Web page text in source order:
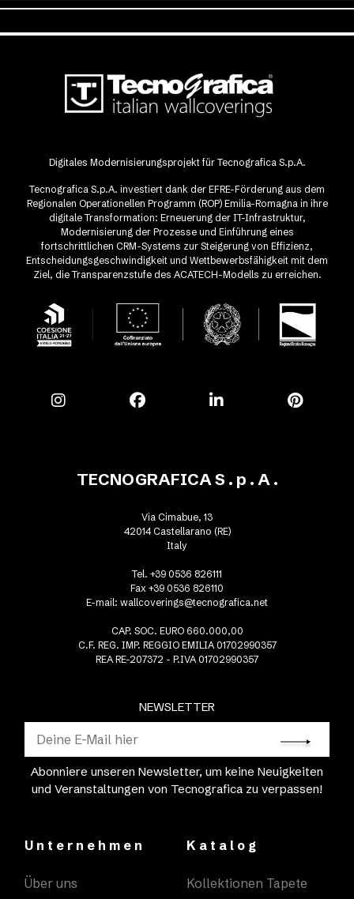
Digitales Modernisierungsprojekt für Tecnografica S.p.A.
Tecnografica S.p.A. investiert dank der EFRE-Förderung aus dem
Regionalen Operationellen Programm (ROP) Emilia-Romagna in ihre
digitale Transformation: Erneuerung der IT-Infrastruktur,
Modernisierung der Prozesse und Einführung eines
fortschrittlichen CRM-Systems zur Steigerung von Effizienz,
Entscheidungsgeschwindigkeit und Wettbewerbsfähigkeit mit dem
Ziel, die Transparenzstufe des ACATECH-Modells zu erreichen.
NEWSLETTER
Abonniere unseren Newsletter, um keine Neuigkeiten
und Veranstaltungen von Tecnografica zu verpassen!
TECNOGRAFICA S . p . A .
Via Cimabue, 13
42014 Castellarano (RE)
Italy
Tel. +39 0536 826111
Fax +39 0536 826110
E-mail: wallcoverings@tecnografica.net
CAP. SOC. EURO 660.000,00
C.F. REG. IMP. REGGIO EMILIA 01702990357
REA RE-207372 - P.IVA 01702990357
Unternehmen
Über uns
Katalog
Kollektionen Tapete